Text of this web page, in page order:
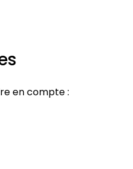
en compte :